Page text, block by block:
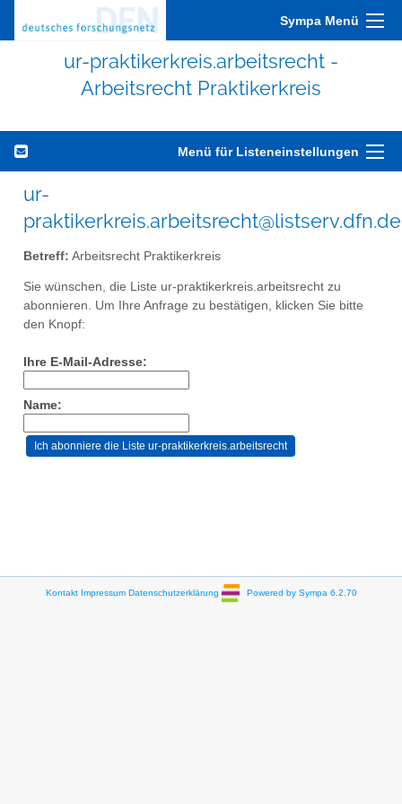
Sympa Menü
ur-praktikerkreis.arbeitsrecht -
Arbeitsrecht Praktikerkreis
Menü für Listeneinstellungen
ur-
praktikerkreis.arbeitsrecht@listserv.dfn.de
Betreff: Arbeitsrecht Praktikerkreis
Sie wünschen, die Liste ur-praktikerkreis.arbeitsrecht zu
abonnieren. Um Ihre Anfrage zu bestätigen, klicken Sie bitte
den Knopf:
Ihre E-Mail-Adresse:
Name:
Kontakt Impressum Datenschutzerklärung Powered by Sympa 6.2.70